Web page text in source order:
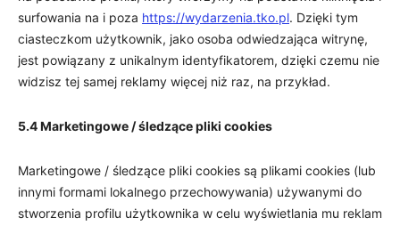
surfowania na i poza https://wydarzenia.tko.pl. Dzięki tym
ciasteczkom użytkownik, jako osoba odwiedzająca witrynę,
jest powiązany z unikalnym identyfikatorem, dzięki czemu nie
widzisz tej samej reklamy więcej niż raz, na przykład.
5.4 Marketingowe / śledzące pliki cookies
Marketingowe / śledzące pliki cookies są plikami cookies (lub
innymi formami lokalnego przechowywania) używanymi do
stworzenia profilu użytkownika w celu wyświetlania mu reklam